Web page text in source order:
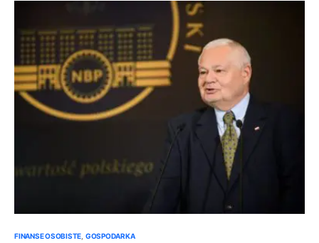
FINANSE OSOBISTE GOSPODARKA